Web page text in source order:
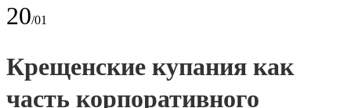
20/01
Крещенские купания как
часть корпоративного